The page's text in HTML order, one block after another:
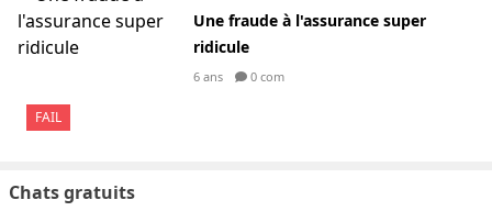
FAIL
Une fraude à l'assurance super
ridicule
6 ans 0 com
Chats gratuits